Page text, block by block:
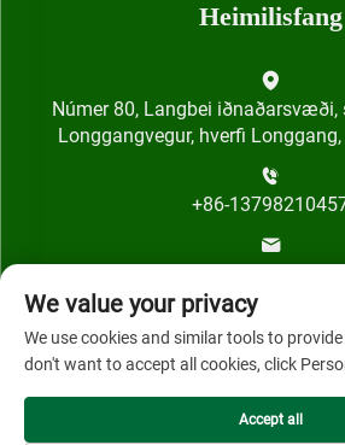
Heimilisfang
Númer 80, Langbei iðnaðarsvæði,
Longgangvegur, hverfi
+86-
We value your privacy
We use cookies and similar tools to
don't want to accept all cookies, click
Accept all